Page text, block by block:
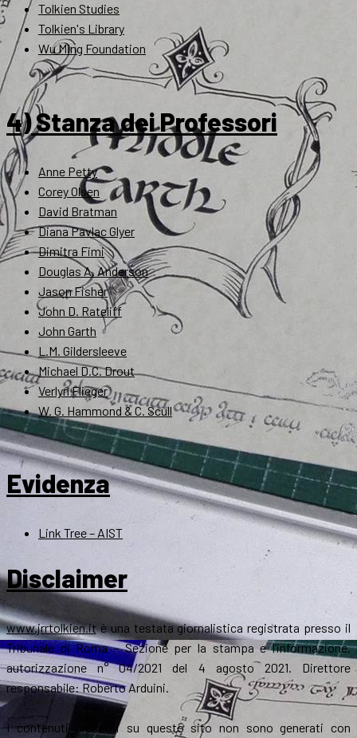
Tolkien Studies
Tolkien's Library
Wu Ming Foundation
4) Stanza dei Professori
Anne Petty
Corey Olsen
David Bratman
Diana Pavlac Glyer
Dimitra Fimi
Douglas A. Anderson
Jason Fisher
John D. Rateliff
John Garth
L.M. Gildersleeve
Michael D.C. Drout
Verlyn Flieger
W. G. Hammond & C. Scull
Evidenza
Link Tree – AIST
Disclaimer
www.jrrtolkien.itè una testata giornalistica registrata presso il
Tribunale di Roma - Sezione per la stampa e l’informazione,
autorizzazione n° 04/2021 del 4 agosto 2021. Direttore
responsabile: Roberto Arduini.
I contenuti presenti su questo sito non sono generati con